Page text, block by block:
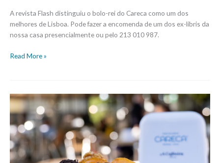
A revista Flash distinguiu o bolo-rei do Careca como um dos
melhores de Lisboa. Pode fazer a encomenda de um dos ex-libris da
nossa casa presencialmente ou pelo 213 010 987.
Read More »
A
melhor
do
dia
para